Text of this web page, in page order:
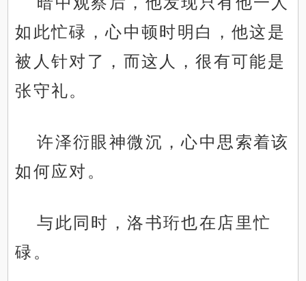
如此忙碌，心中顿时明白，他这是
被人针对了，而这人，很有可能是
张守礼。
许泽衍眼神微沉，心中思索着该
如何应对。
与此同时，洛书珩也在店里忙
碌。